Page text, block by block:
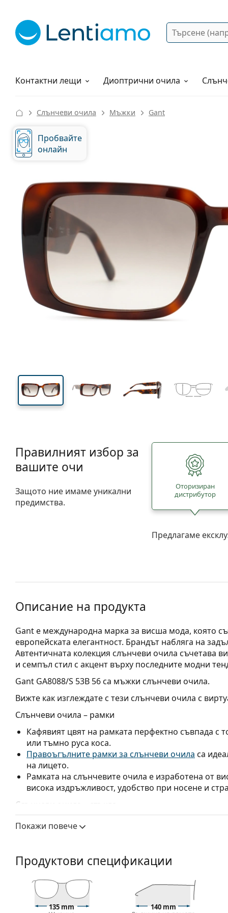
Търсене
Контактни лещи
Разтвори Диоптрични очила
Как да поръчам?
Слънчеви очила Мъжки Gant
Ширина
40 mm
Височина на стъклото Ширина на стъклото
Ширина
на
Пробвайте
онлайн
Правилният избор за
вашите очи
Защото ние имаме уникални
предимства.
Oторизиран
дистрибутор
Предлагаме
Описание на продукта
Gant е международна марка за висша мода, която
европейската елегантност. Брандът набляга на
Автентичната колекция слънчеви очила съчетава
и семпъл стил с акцент върху последните модни
Gant GA8088/S 53B 56са мъжки слънчеви очила.
Вижте как изглеждате с тези слънчеви очила с
Слънчеви очила – рамки
Кафявият цвят на рамката перфектно съвпада с
или тъмно руса коса.
Правоъгълните рамки за слънчеви очила са
на лицето.
Рамката на слънчевите очила е изработена от
висока издръжливост, удобство при носене и
Слънчеви очила – стъкла
зрение. Те са универсални и се препоръчват за
част на лещите е най-светла. Най-тъмният
пряката слънчева светлина, а по-светлият
видимост. Тази обработка на лещите осигурява
идеална например за шофьори, тъй като
като същевременно минимизира отблясъците
Покажи повече
Продуктови спецификации
135 mm 140 mm